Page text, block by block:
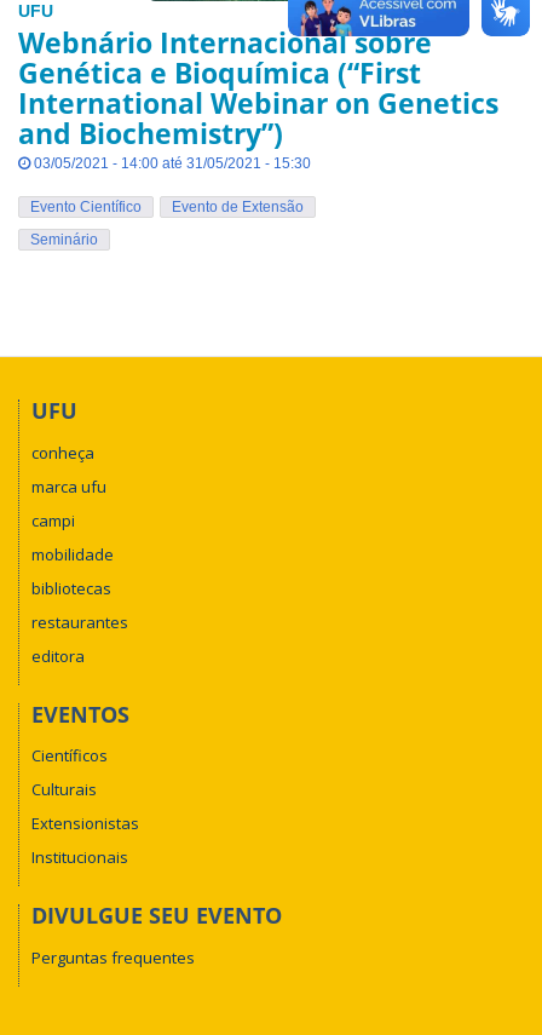
UFU
Webnário Internacional sobre
Genética e Bioquímica (“First
International Webinar on Genetics
and Biochemistry”)
03/05/2021 - 14:00 até 31/05/2021 - 15:30
Evento Científico
Evento de Extensão
Seminário
UFU
conheça
marca ufu
campi
mobilidade
bibliotecas
restaurantes
editora
EVENTOS
Científicos
Culturais
Extensionistas
Institucionais
DIVULGUE SEU EVENTO
Perguntas frequentes